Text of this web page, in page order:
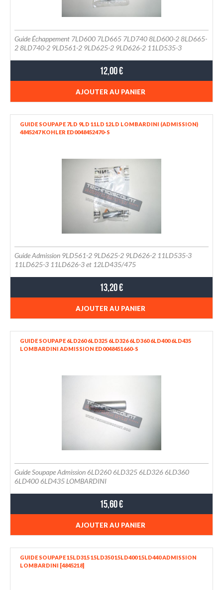
Guide Échappement 7LD600 7LD665 7LD740 8LD600-2 8LD665-
2 8LD740-2 9LD561-2 9LD625-2 9LD626-2 11LD535-3
12,00 €
AJOUTER AU PANIER
GUIDE SOUPAPE 7LD 9LD 11LD 12LD LOMBARDINI (ADMISSION)
4845247 KOHLER ED0048452470-S
Guide Admission 9LD561-2 9LD625-2 9LD626-2 11LD535-3
11LD625-3 11LD626-3 et 12LD435/475
13,20 €
AJOUTER AU PANIER
GUIDE SOUPAPE 6LD260 6LD325 6LD326 6LD360 6LD400 6LD435
LOMBARDINI ADMISSION ED0048451660-S
Guide Soupape Admission 6LD260 6LD325 6LD326 6LD360
6LD400 6LD435 LOMBARDINI
15,60 €
AJOUTER AU PANIER
GUIDE SOUPAPE 15LD315 15LD350 15LD400 15LD440 ADMISSION
LOMBARDINI [4845218]